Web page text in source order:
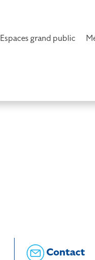
Espaces grand public
Contact